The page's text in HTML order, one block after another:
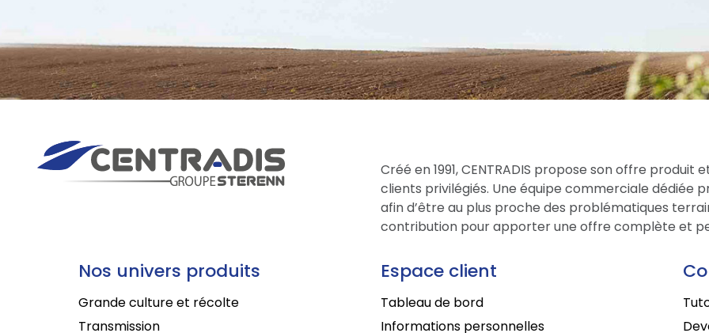
Créé en 1991, CENTRADIS propose son offre produit
clients privilégiés. Une équipe commerciale dédiée
afin d’être au plus proche des problématiques
contribution pour apporter une offre complète et
Nos univers produits
Grande culture et récolte
Transmission
Espace client
Tableau de bord
Informations personnelles